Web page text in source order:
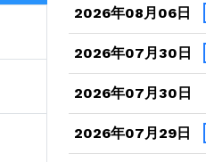
2026年08月06日
2026年07月30日
2026年07月30日
2026年07月29日